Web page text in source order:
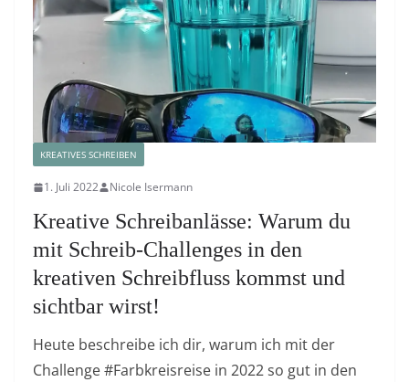
KREATIVES SCHREIBEN
1. Juli 2022 Nicole Isermann
Kreative Schreibanlässe: Warum du
mit Schreib-Challenges in den
kreativen Schreibfluss kommst und
sichtbar wirst!
Heute beschreibe ich dir, warum ich mit der
Challenge #Farbkreisreise in 2022 so gut in den